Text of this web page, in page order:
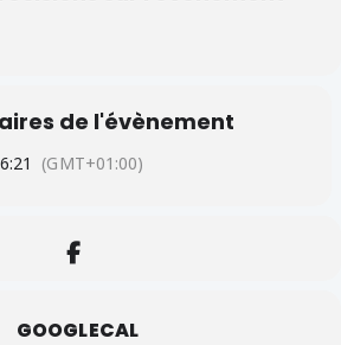
de l'évènement
(GMT+01:00)
GOOGLECAL